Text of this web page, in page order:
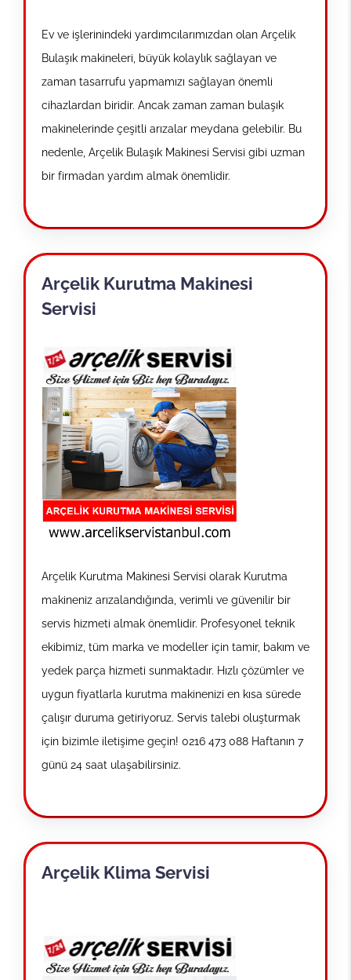
Ev ve işlerinindeki yardımcılarımızdan olan Arçelik
Bulaşık makineleri, büyük kolaylık sağlayan ve
zaman tasarrufu yapmamızı sağlayan önemli
cihazlardan biridir. Ancak zaman zaman bulaşık
makinelerinde çeşitli arızalar meydana gelebilir. Bu
nedenle, Arçelik Bulaşık Makinesi Servisi gibi uzman
bir firmadan yardım almak önemlidir.
Arçelik Kurutma Makinesi
Servisi
Arçelik Kurutma Makinesi Servisi olarak Kurutma
makineniz arızalandığında, verimli ve güvenilir bir
servis hizmeti almak önemlidir. Profesyonel teknik
ekibimiz, tüm marka ve modeller için tamir, bakım ve
yedek parça hizmeti sunmaktadır. Hızlı çözümler ve
uygun fiyatlarla kurutma makinenizi en kısa sürede
çalışır duruma getiriyoruz. Servis talebi oluşturmak
için bizimle iletişime geçin! 0216 473 088 Haftanın 7
günü 24 saat ulaşabilirsiniz.
Arçelik Klima Servisi